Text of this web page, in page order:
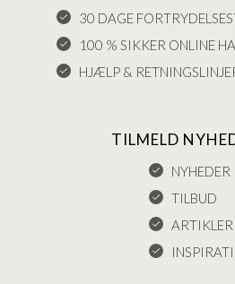
30 DAGE
100 % SIKKER ONLINE
HJÆLP &
TILMELD
NYHEDER
TILBUD
ARTIKLER